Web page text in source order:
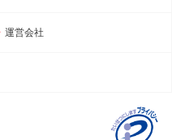
運営会社